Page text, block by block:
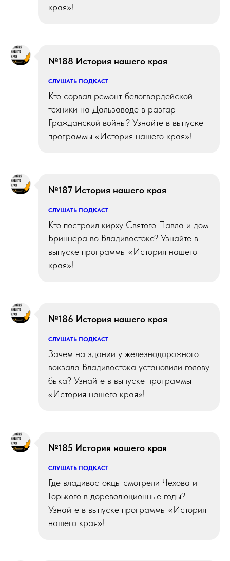
края»!
№188 История нашего края
СЛУШАТЬ ПОДКАСТ
Кто сорвал ремонт белогвардейской
техники на Дальзаводе в разгар
Гражданской войны? Узнайте в выпуске
программы «История нашего края»!
№187 История нашего края
СЛУШАТЬ ПОДКАСТ
Кто построил кирху Святого Павла и дом
Бриннера во Владивостоке? Узнайте в
выпуске программы «История нашего
края»!
№186 История нашего края
СЛУШАТЬ ПОДКАСТ
Зачем на здании у железнодорожного
вокзала Владивостока установили голову
быка? Узнайте в выпуске программы
«История нашего края»!
№185 История нашего края
СЛУШАТЬ ПОДКАСТ
Где владивостокцы смотрели Чехова и
Горького в дореволюционные годы?
Узнайте в выпуске программы «История
нашего края»!